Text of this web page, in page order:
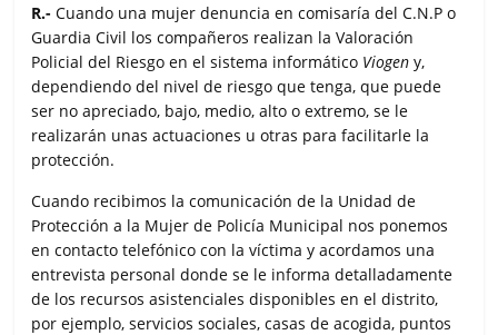
R.- Cuando una mujer denuncia en comisaría del C.N.P o
Guardia Civil los compañeros realizan la Valoración
Policial del Riesgo en el sistema informático Viogen y,
dependiendo del nivel de riesgo que tenga, que puede
ser no apreciado, bajo, medio, alto o extremo, se le
realizarán unas actuaciones u otras para facilitarle la
protección.
Cuando recibimos la comunicación de la Unidad de
Protección a la Mujer de Policía Municipal nos ponemos
en contacto telefónico con la víctima y acordamos una
entrevista personal donde se le informa detalladamente
de los recursos asistenciales disponibles en el distrito,
por ejemplo, servicios sociales, casas de acogida, puntos